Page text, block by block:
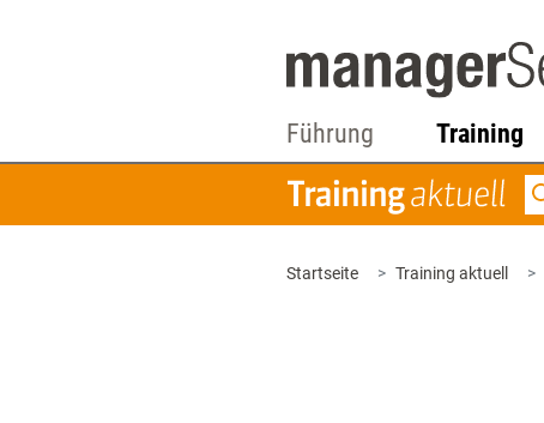
Führung Training
Startseite Training aktuell